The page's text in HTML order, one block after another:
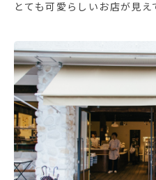
とても可愛らしいお店が見え